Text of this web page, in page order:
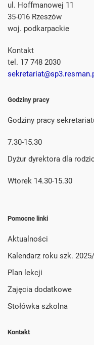
ul. Hoffmanowej 11
35-016 Rzeszów
woj. podkarpackie
Kontakt
tel. 17 748 2030
Godziny pracy
Godziny pracy
7.30-15.30
Dyżur dyrektora dla
Wtorek 14.30-15.30
Pomocne linki
Aktualności
Kalendarz roku szk.
Plan lekcji
Zajęcia dodatkowe
Stołówka szkolna
Kontakt